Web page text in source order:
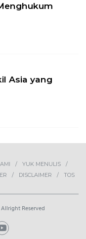
Asia yang
YUK MENULIS
DISCLAIMER TOS
Reserved